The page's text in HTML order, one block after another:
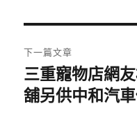
覽
文
章:
下一篇文章
下
一
三重寵物店網
舖另供中和汽